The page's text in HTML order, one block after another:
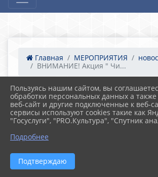
Главная МЕРОПРИЯТИЯ
ВНИМАНИЕ! Акция " Чи...
06.09.2022 16:54
ВНИМАНИЕ! Акция " Читаем
родителями!"
Пользуясь нашим сайтом, вы
обработки персональных данных а
веб-сайт и другие подключенные к веб-
сервисы используют cookies такие как
"Госуслуги", "PRO.Культура", "Спутник
Подробнее
Подтверждаю